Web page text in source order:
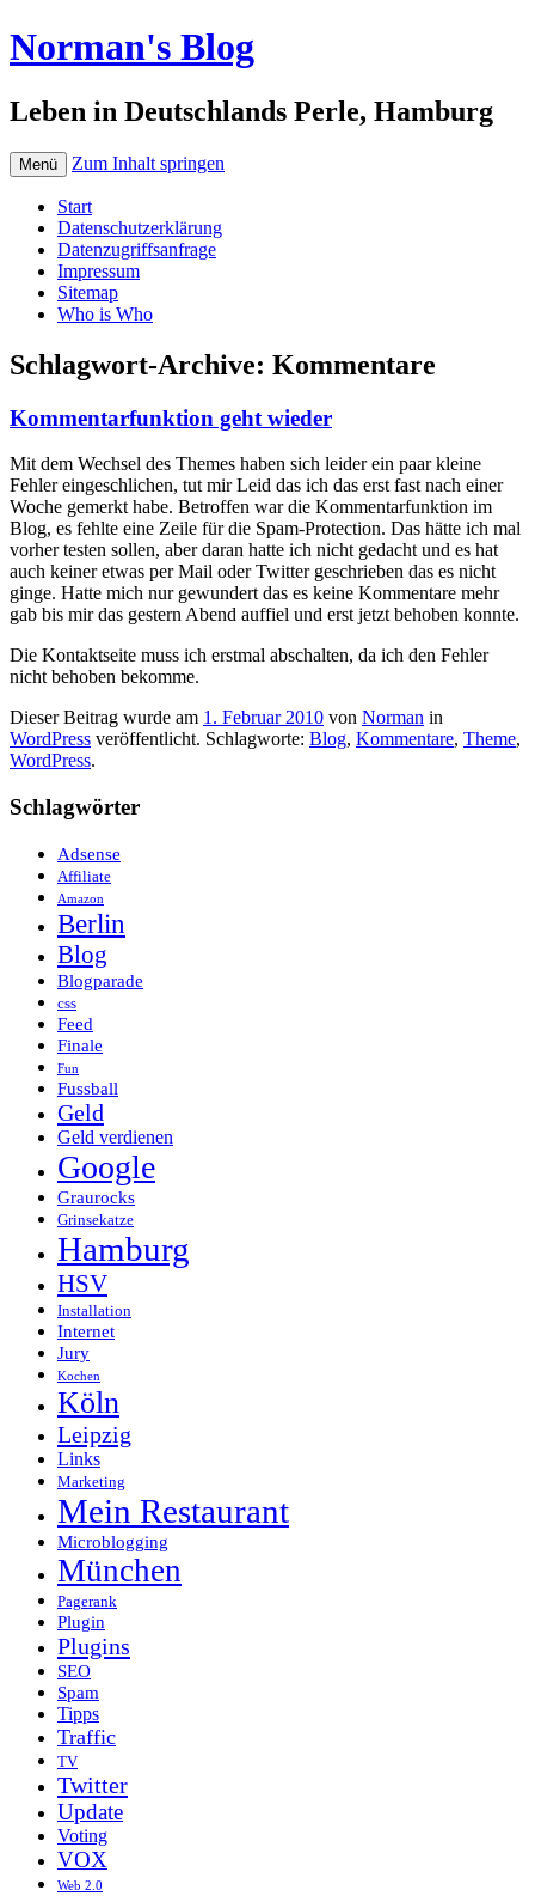
Norman's Blog
Leben in Deutschlands Perle, Hamburg
Menü Zum Inhalt springen
Start
Datenschutzerklärung
Datenzugriffsanfrage
Impressum
Sitemap
Who is Who
Schlagwort-Archive: Kommentare
Kommentarfunktion geht wieder
Mit dem Wechsel des Themes haben sich leider ein paar kleine
Fehler eingeschlichen, tut mir Leid das ich das erst fast nach einer
Woche gemerkt habe. Betroffen war die Kommentarfunktion im
Blog, es fehlte eine Zeile für die Spam-Protection. Das hätte ich mal
vorher testen sollen, aber daran hatte ich nicht gedacht und es hat
auch keiner etwas per Mail oder Twitter geschrieben das es nicht
ginge. Hatte mich nur gewundert das es keine Kommentare mehr
gab bis mir das gestern Abend auffiel und erst jetzt behoben konnte.
Die Kontaktseite muss ich erstmal abschalten, da ich den Fehler
nicht behoben bekomme.
Dieser Beitrag wurde am 1. Februar 2010 von Norman in
WordPress veröffentlicht. Schlagworte: Blog, Kommentare, Theme,
WordPress.
Schlagwörter
Adsense
Affiliate
Amazon
Berlin
Blog
Blogparade
css
Feed
Finale
Fun
Fussball
Geld
Geld verdienen
Google
Graurocks
Grinsekatze
Hamburg
HSV
Installation
Internet
Jury
Kochen
Köln
Leipzig
Links
Marketing
Mein Restaurant
Microblogging
München
Pagerank
Plugin
Plugins
SEO
Spam
Tipps
Traffic
TV
Twitter
Update
Voting
VOX
Web 2.0